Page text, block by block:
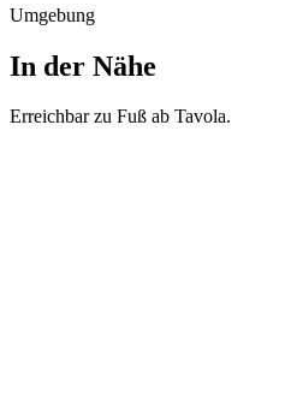
Umgebung
In der Nähe
Erreichbar zu Fuß ab Tavola.